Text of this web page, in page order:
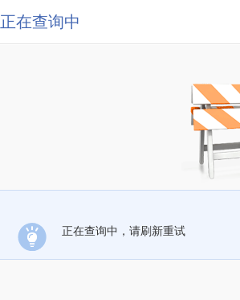
正在查询中
正在查询中，请刷新重试